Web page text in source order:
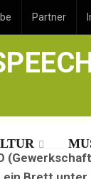
Partner